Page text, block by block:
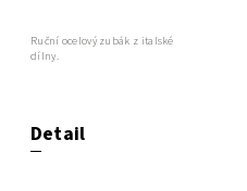
Detail
Ruční ocelový zubák z italské
dílny.